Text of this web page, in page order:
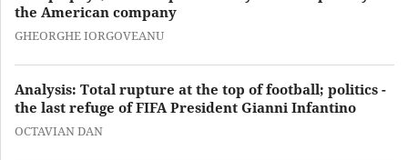
the American company
GHEORGHE IORGOVEANU
Analysis: Total rupture at the top of football; politics -
the last refuge of FIFA President Gianni Infantino
OCTAVIAN DAN